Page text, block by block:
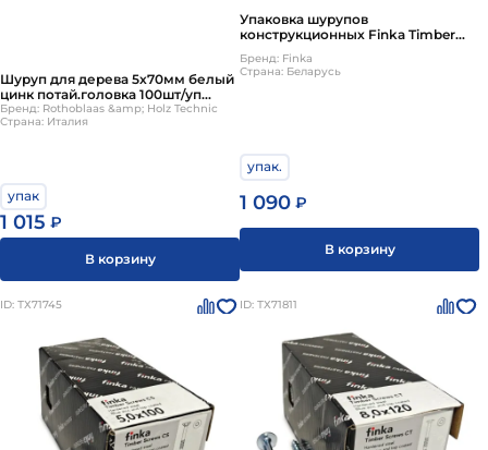
Шуруп для дерева 5х70мм белый
цинк потай.головка 100шт/уп
HOLZTECHNIC/ROTHOBLAAS
Бренд: Rothoblaas &amp; Holz Technic
Страна: Италия
упак
1 015 ₽
В корзину
Упаковка шурупов
конструкционных Finka Timber
Screws CS 8.0x120TX40 голубой
цинк, потай 50шт/уп
Бренд: Finka
Страна: Беларусь
упак.
1 090 ₽
В корзину
ID: ТХ71745 ID: ТХ71811